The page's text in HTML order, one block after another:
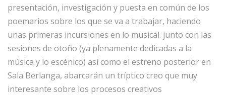
presentación, investigación y puesta en común de los
poemarios sobre los que se va a trabajar, haciendo
unas primeras incursiones en lo musical. junto con las
sesiones de otoño (ya plenamente dedicadas a la
música y lo escénico) así como el estreno posterior en
Sala Berlanga, abarcarán un tríptico creo que muy
interesante sobre los procesos creativos